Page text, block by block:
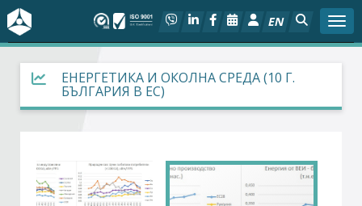
EN
За БСК
На фокус
Социален диалог
ЕНЕРГЕТИКА И ОКОЛНА СРЕДА (10 Г.
БЪЛГАРИЯ В ЕС)